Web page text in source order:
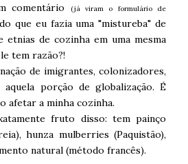
comentário
(já viram o formulário de
que eu fazia uma "mistureba" de
etnias de cozinha em uma mesma
tem razão?!
de imigrantes, colonizadores,
porção de globalização. É
afetar a minha cozinha.
fruto disso: tem painço
hunza mulberries (Paquistão),
natural (método francês).